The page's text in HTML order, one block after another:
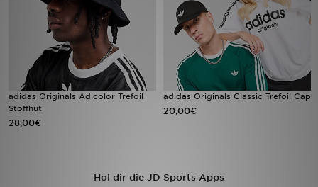
adidas Originals Adicolor Trefoil
Stoffhut
28,00€
adidas Originals Classic Trefoil Cap
20,00€
Hol dir die JD Sports Apps
Fußball
Sport
Lade die APP
Filialfinder